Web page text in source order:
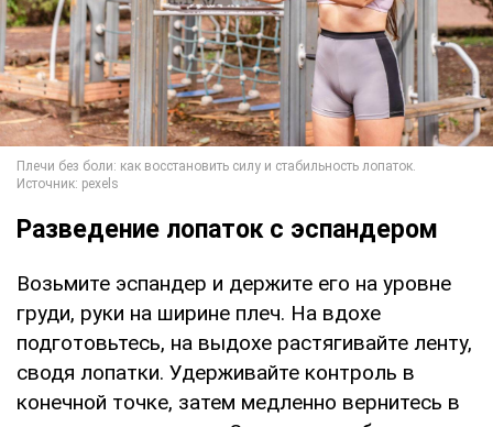
Разведение лопаток с эспандером
Возьмите эспандер и держите его на уровне
груди, руки на ширине плеч. На вдохе
подготовьтесь, на выдохе растягивайте ленту,
сводя лопатки. Удерживайте контроль в
конечной точке, затем медленно вернитесь в